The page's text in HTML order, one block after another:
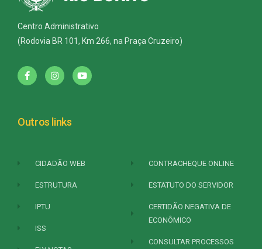
Centro Administrativo
(Rodovia BR 101, Km 266, na Praça Cruzeiro)
Outros links
CIDADÃO WEB
ESTRUTURA
IPTU
ISS
CONTRACHEQUE ONLINE
ESTATUTO DO SERVIDOR
CERTIDÃO NEGATIVA DE
ECONÔMICO
CONSULTAR PROCESSOS